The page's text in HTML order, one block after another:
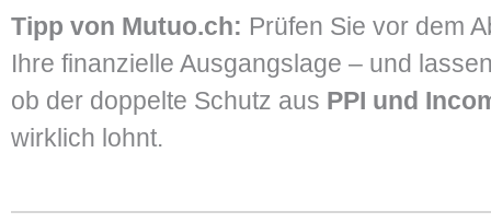
Tipp von Mutuo.ch: Prüfen Sie vor dem
Ihre finanzielle Ausgangslage – und
ob der doppelte Schutz aus PPI und
wirklich lohnt.